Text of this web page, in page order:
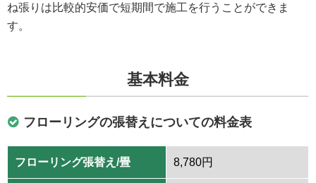
ね張りは比較的安価で短期間で施工を行うことができま
す。
基本料金
フローリングの張替えについての料金表
フローリング張替え/畳 8,780円